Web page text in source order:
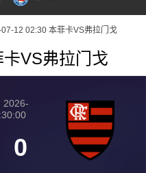
12 02:30 本菲卡VS弗拉门戈
VS弗拉门戈
2026-
0